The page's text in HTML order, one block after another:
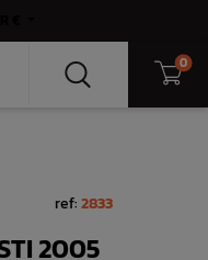
0
ref:2833
2005